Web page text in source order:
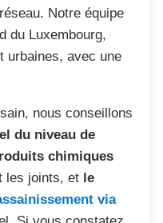
Notre équipe
du Luxembourg,
urbaines, avec une
nous conseillons
du niveau de
chimiques
les joints, et le
via